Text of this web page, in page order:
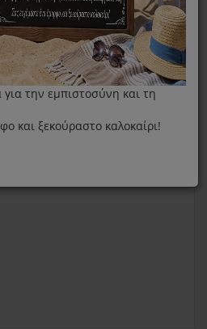
την εμπιστοσύνη και τη
και ξεκούραστο καλοκαίρι!